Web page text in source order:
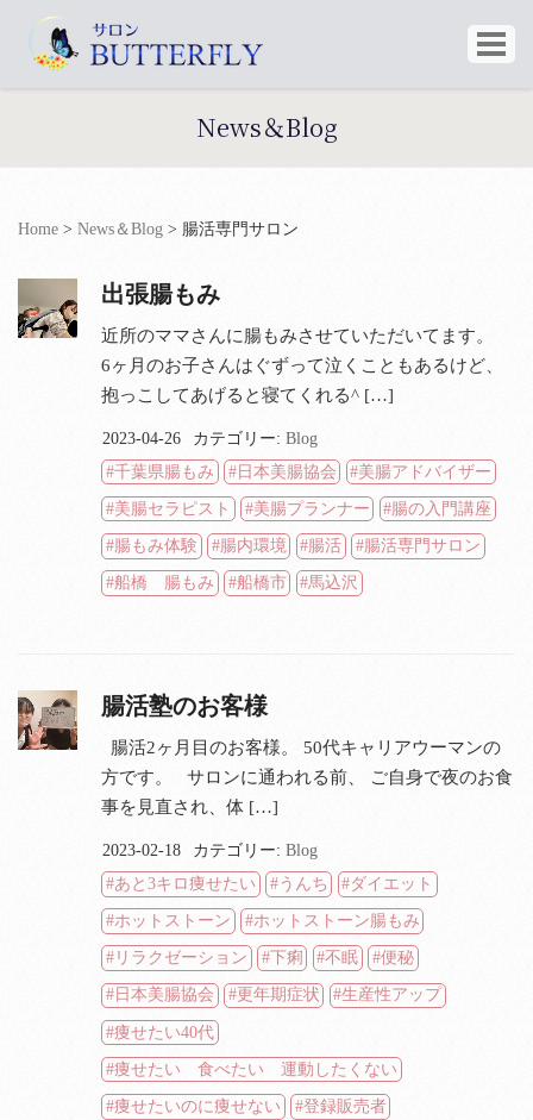
News＆Blog
Home > News＆Blog > 腸活専門サロン
出張腸もみ
近所のママさんに腸もみさせていただいてます。
6ヶ月のお子さんはぐずって泣くこともあるけど、
抱っこしてあげると寝てくれる^ […]
2023-04-26 カテゴリー:Blog
千葉県腸もみ
日本美腸協会 美腸アドバイザー
美腸セラピスト 美腸プランナー 腸の入門講座
腸もみ体験 腸内環境 腸活 腸活専門サロン
船橋 腸もみ 船橋市 馬込沢
腸活塾のお客様
腸活2ヶ月目のお客様。 50代キャリアウーマンの
方です。 サロンに通われる前、 ご自身で夜のお食
事を見直され、体 […]
2023-02-18 カテゴリー:Blog
あと3キロ痩せたい
うんち ダイエット
ホットストーン ホットストーン腸もみ
リラクゼーション 下痢 不眠 便秘
日本美腸協会 更年期症状 生産性アップ
痩せたい40代
痩せたい 食べたい 運動したくない
痩せたいのに痩せない 登録販売者